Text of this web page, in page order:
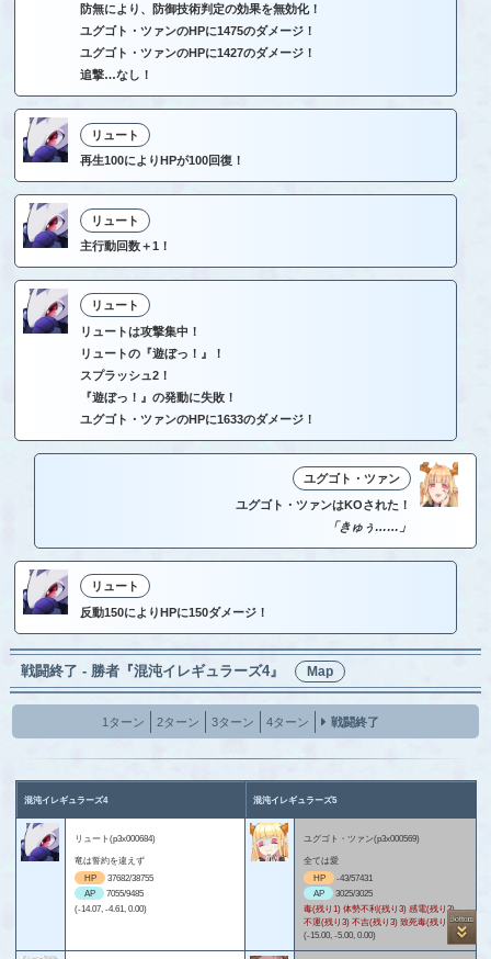
防無により、防御技術判定の効果を無効化！
ユグゴト・ツァンのHPに1475のダメージ！
ユグゴト・ツァンのHPに1427のダメージ！
追撃…なし！
リュート
再生100によりHPが100回復！
リュート
主行動回数＋1！
リュート
リュートは攻撃集中！
リュートの『遊ぼっ！』！
スプラッシュ2！
『遊ぼっ！』の発動に失敗！
ユグゴト・ツァンのHPに1633のダメージ！
ユグゴト・ツァン
ユグゴト・ツァンはKOされた！
「きゅぅ……」
リュート
反動150によりHPに150ダメージ！
戦闘終了 - 勝者『混沌イレギュラーズ4』 Map
1ターン 2ターン 3ターン 4ターン 戦闘終了
混沌イレギュラーズ4 混沌イレギュラーズ5
リュート(p3x000684)
竜は誓約を違えず
HP
37682/38755
AP
7055/9485
(-14.07, -4.61, 0.00)
ユグゴト・ツァン(p3x000569)
全ては愛
HP
-43/57431
AP
3025/3025
毒(残り1) 体勢不利(残り3) 感電(残り3)
不運(残り3) 不吉(残り3) 致死毒(残り4)
(-15.00, -5.00, 0.00)